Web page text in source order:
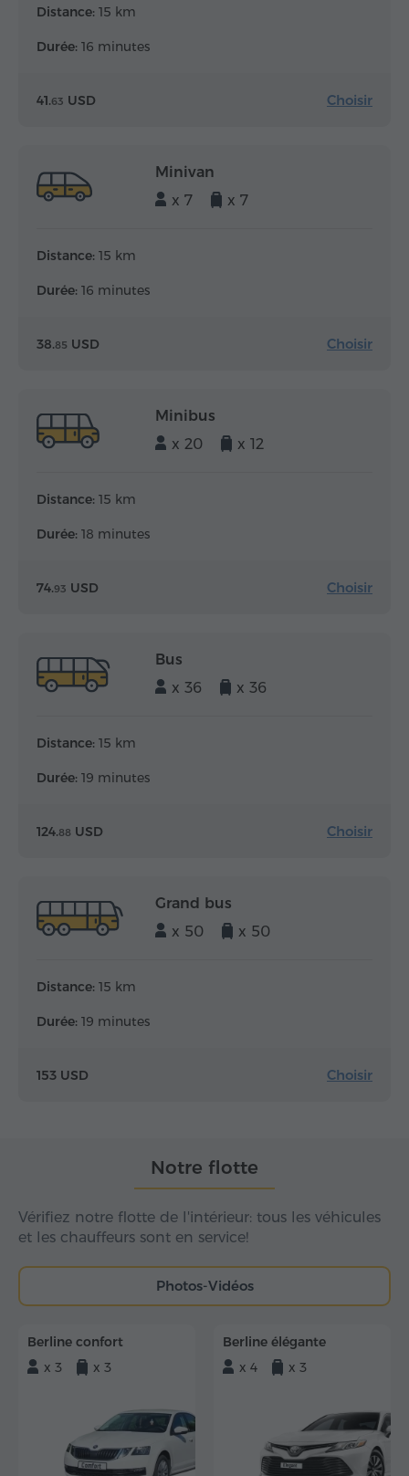
Distance: 15 km
Durée: 16 minutes
41.63 USD Choisir
Minivan
x 7
x 7
Distance: 15 km
Durée: 16 minutes
38.85 USD Choisir
Minibus
x 20
x 12
Distance: 15 km
Durée: 18 minutes
74.93 USD Choisir
Bus
x 36
x 36
Distance: 15 km
Durée: 19 minutes
124.88 USD Choisir
Grand bus
x 50
x 50
Distance: 15 km
Durée: 19 minutes
153 USD Choisir
Notre flotte
Vérifiez notre flotte de l'intérieur: tous les véhicules
et les chauffeurs sont en service!
Photos-Vidéos
Berline confort
x 3
x 3
Berline élégante
x 4
x 3